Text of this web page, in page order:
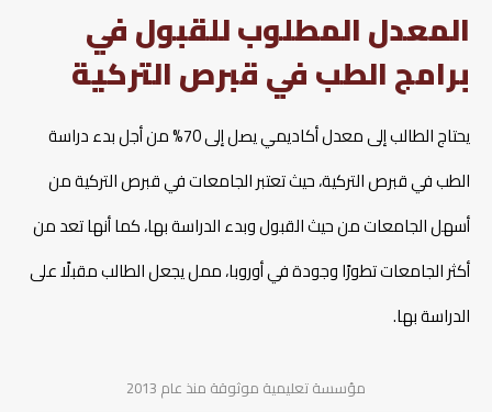
المعدل المطلوب للقبول في
برامج الطب في قبرص التركية
يحتاج الطالب إلى معدل أكاديمي يصل إلى 70% من أجل بدء دراسة
الطب في قبرص التركية، حيث تعتبر الجامعات في قبرص التركية من
أسهل الجامعات من حيث القبول وبدء الدراسة بها، كما أنها تعد من
أكثر الجامعات تطورًا وجودة في أوروبا، ممل يجعل الطالب مقبلًا على
الدراسة بها.
مؤسسة تعليمية موثوقة منذ عام 2013